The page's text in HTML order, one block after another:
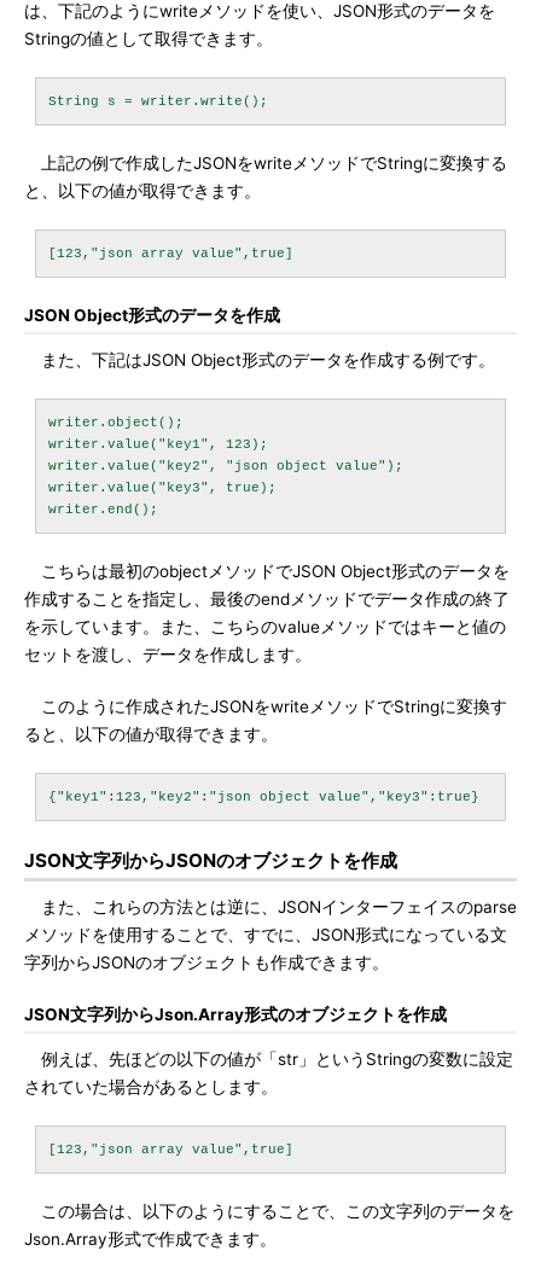
は、下記のようにwriteメソッドを使い、JSON形式のデータを
Stringの値として取得できます。
上記の例で作成したJSONをwriteメソッドでStringに変換する
と、以下の値が取得できます。
JSON Object形式のデータを作成
また、下記はJSON Object形式のデータを作成する例です。
writer.object();
writer.value("key1", 123);
writer.value("key2", "json object value");
writer.value("key3", true);
こちらは最初のobjectメソッドでJSON Object形式のデータを
作成することを指定し、最後のendメソッドでデータ作成の終了
を示しています。また、こちらのvalueメソッドではキーと値の
セットを渡し、データを作成します。
このように作成されたJSONをwriteメソッドでStringに変換す
ると、以下の値が取得できます。
JSON文字列からJSONのオブジェクトを作成
また、これらの方法とは逆に、JSONインターフェイスのparse
メソッドを使用することで、すでに、JSON形式になっている文
字列からJSONのオブジェクトも作成できます。
JSON文字列からJson.Array形式のオブジェクトを作成
例えば、先ほどの以下の値が「str」というStringの変数に設定
されていた場合があるとします。
この場合は、以下のようにすることで、この文字列のデータを
Json.Array形式で作成できます。